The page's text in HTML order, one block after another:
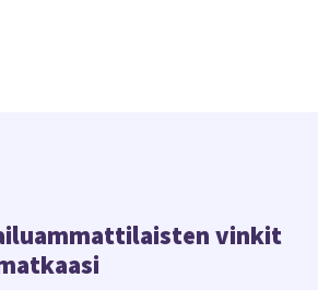
vinkit